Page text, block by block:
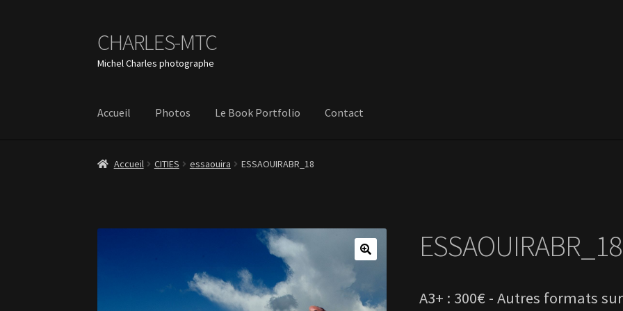
Aller
à
la
Aller
au
contenu
CHARLES-MTC
Michel Charles photographe
Accueil Photos Le Book Portfolio Contact
Accueil CITIES essaouira ESSAOUIRABR_18